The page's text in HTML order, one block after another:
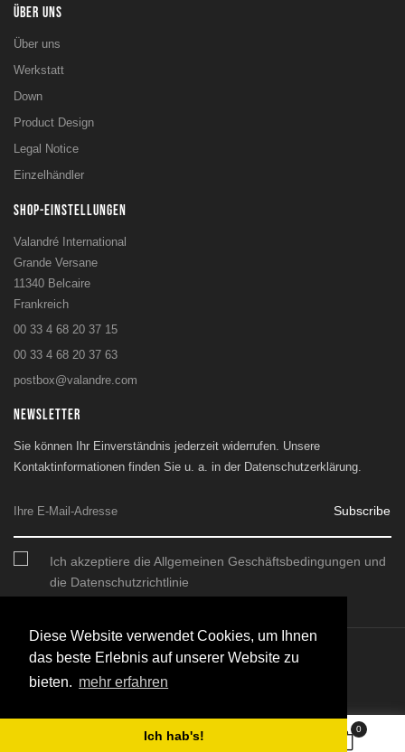
Diese Website verwendet Cookies, um Ihnen
das beste Erlebnis auf unserer Website zu
bieten. mehr erfahren
Ich hab's! 0
ÜBER UNS
Über uns
Werkstatt
Down
Product Design
Legal Notice
Einzelhändler
SHOP-EINSTELLUNGEN
Valandré International
Grande Versane
11340 Belcaire
Frankreich
00 33 4 68 20 37 15
00 33 4 68 20 37 63
postbox@valandre.com
NEWSLETTER
Sie können Ihr Einverständnis jederzeit widerrufen. Unsere
Kontaktinformationen finden Sie u. a. in der Datenschutzerklärung.
Subscribe
Ich akzeptiere die Allgemeinen Geschäftsbedingungen und
die Datenschutzrichtlinie
© 2026 - SARL Valandre